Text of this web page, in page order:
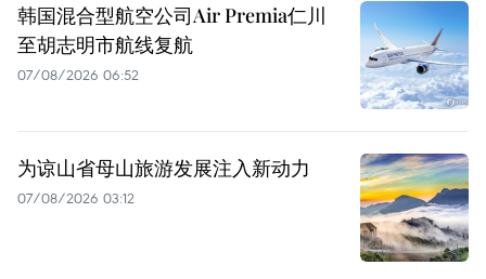
韩国混合型航空公司Air Premia仁川
至胡志明市航线复航
07/08/2026 06:52
为谅山省母山旅游发展注入新动力
07/08/2026 03:12